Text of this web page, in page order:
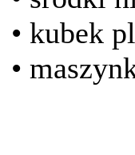
• kubek
•